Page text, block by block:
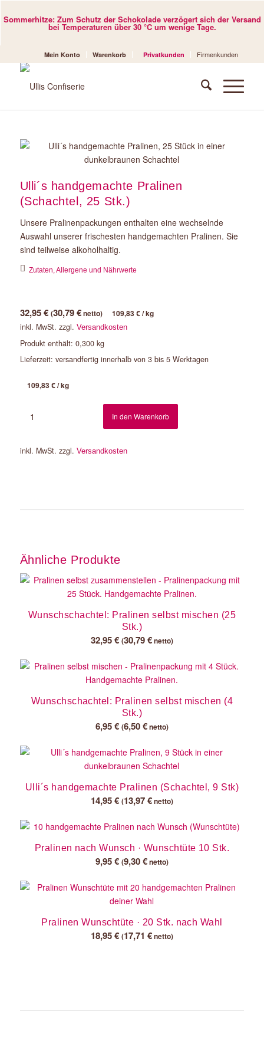
Sommerhitze: Zum Schutz der Schokolade verzögert sich der Versand
bei Temperaturen über 30 °C um wenige Tage.
Mein Konto Warenkorb Privatkunden Firmenkunden
Ulli´s handgemachte Pralinen
(Schachtel, 25 Stk.)
Unsere Pralinenpackungen enthalten eine wechselnde
Auswahl unserer frischesten handgemachten Pralinen. Sie
sind teilweise alkoholhaltig.
Zutaten, Allergene und Nährwerte
32,95€ (30,79€netto) 109,83€/kg
inkl. MwSt. zzgl. Versandkosten
Produkt enthält: 0,300 kg
Lieferzeit: versandfertig innerhalb von 3 bis 5 Werktagen
109,83€/kg
In den Warenkorb
inkl. MwSt. zzgl. Versandkosten
Ähnliche Produkte
Wunschschachtel: Pralinen selbst mischen (25
Stk.)
32,95€ (30,79€netto)
Wunschschachtel: Pralinen selbst mischen (4
Stk.)
6,95€ (6,50€netto)
Ulli´s handgemachte Pralinen (Schachtel, 9 Stk)
14,95€ (13,97€netto)
Pralinen nach Wunsch · Wunschtüte 10 Stk.
9,95€ (9,30€netto)
Pralinen Wunschtüte · 20 Stk. nach Wahl
18,95€ (17,71 €netto)